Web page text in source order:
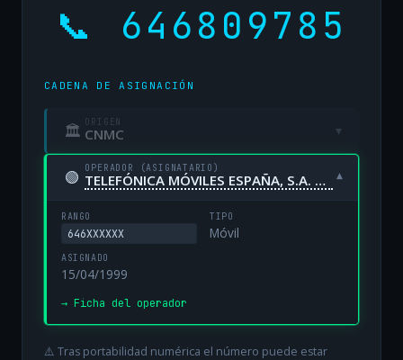
📞 646809785
CADENA DE ASIGNACIÓN
🏛 ORIGEN
CNMC ▾
🟢 OPERADOR (ASIGNATARIO)
TELEFÓNICA MÓVILES ESPAÑA, S.A. UNIPERSONAL ▾
RANGO
646XXXXXX
TIPO
Móvil
ASIGNADO
15/04/1999
→ Ficha del operador
⚠️ Tras portabilidad numérica el número puede estar